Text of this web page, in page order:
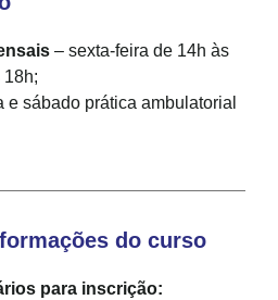
– sexta-feira de 14h às
18h;
e sábado prática ambulatorial
do curso
para inscrição: